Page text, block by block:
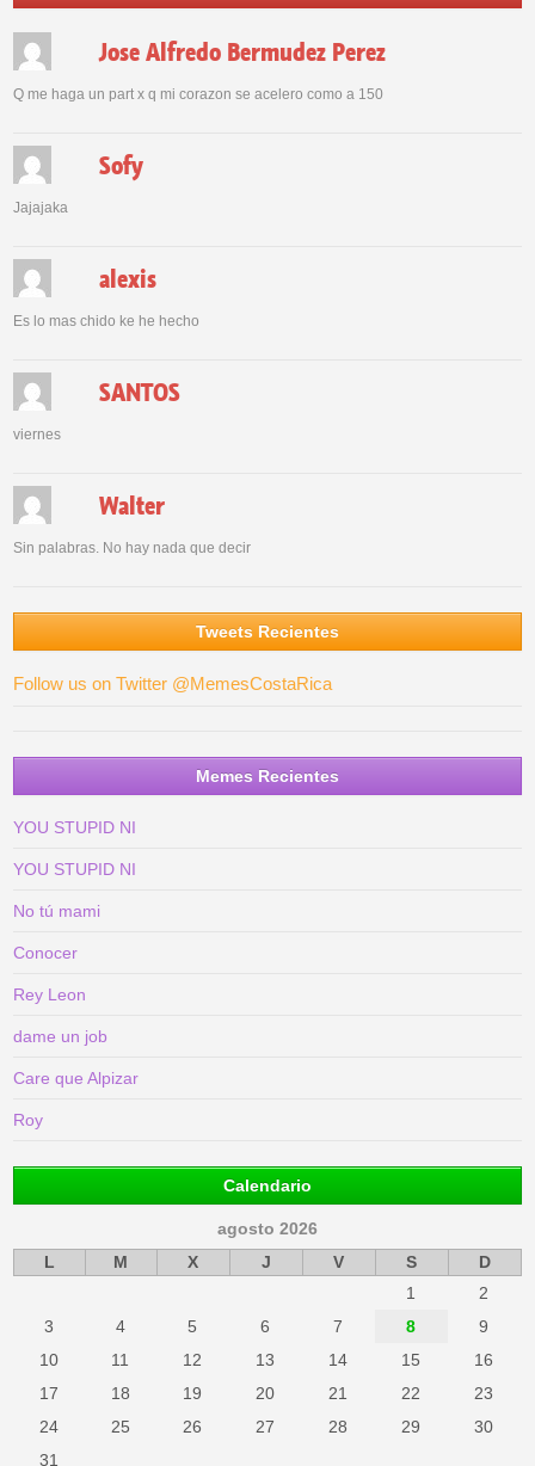
Jose Alfredo Bermudez Perez
Q me haga un part x q mi corazon se acelero como a 150
Sofy
Jajajaka
alexis
Es lo mas chido ke he hecho
SANTOS
viernes
Walter
Sin palabras. No hay nada que decir
Tweets Recientes
Follow us on Twitter @MemesCostaRica
Memes Recientes
YOU STUPID NI
YOU STUPID NI
No tú mami
Conocer
Rey Leon
dame un job
Care que Alpizar
Roy
Calendario
agosto 2026
L
M X J V S
D
1
2
3
4 5 6 7 8
9
10
11 12 13 14 15
16
17
18 19 20 21 22
23
24
25 26 27 28 29
30
31